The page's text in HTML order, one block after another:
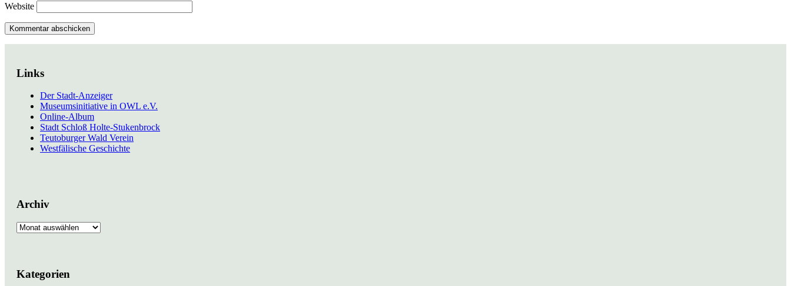
Website
Links
Der Stadt-Anzeiger
Museumsinitiative in OWL e.V.
Online-Album
Stadt Schloß Holte-Stukenbrock
Teutoburger Wald Verein
Westfälische Geschichte
Archiv
Archiv
Kategorien